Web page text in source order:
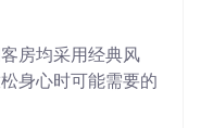
房均采用经典风
身心时可能需要的